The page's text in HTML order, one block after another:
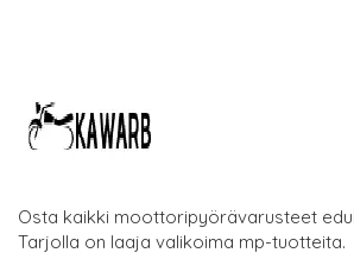
Osta kaikki moottoripyörävarusteet
Tarjolla on laaja valikoima mp-tuotteita.